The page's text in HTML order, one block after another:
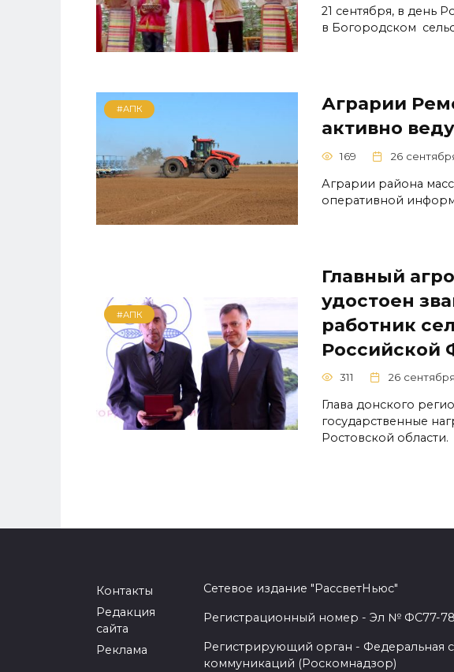
21 сентября, в день
в Богородском
#АПК
Аграрии
активно
169 26
Аграрии района
оперативной
#АПК
Главный
удостоен
работник
Российской
311 26
Глава донского
государственные
Ростовской области.
Контакты
Редакция
сайта
Реклама
Сетевое издание "РассветНьюс"
Регистрационный номер - Эл № ФС77-
Регистрирующий орган - Федеральная
коммуникаций (Роскомнадзор)